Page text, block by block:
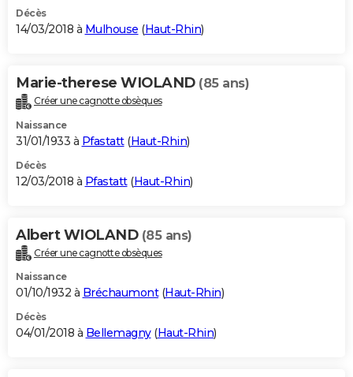
Décès
14/03/2018 à Mulhouse (Haut-Rhin)
Marie-therese WIOLAND (85 ans)
Créer une cagnotte obsèques
Naissance
31/01/1933 à Pfastatt(Haut-Rhin)
Décès
12/03/2018 à Pfastatt(Haut-Rhin)
Albert WIOLAND (85 ans)
Créer une cagnotte obsèques
Naissance
01/10/1932 à Bréchaumont(Haut-Rhin)
Décès
04/01/2018 à Bellemagny(Haut-Rhin)